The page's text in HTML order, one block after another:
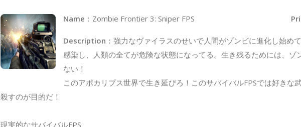
Name ：Zombie Frontier 3: Sniper FPS
Description ：強力なヴァイラスのせいで人間がゾンビに進化し始め
感染し、人類の全てが危険な状態になってる。生き残るためには、ゾ
ない！
このアポカリプス世界で生き延びろ！このサバイバルFPSでは好きな
殺すのが目的だ！
現実的なサバイバルFPS